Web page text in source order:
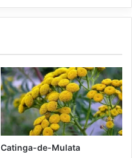
Catinga-de-Mulata